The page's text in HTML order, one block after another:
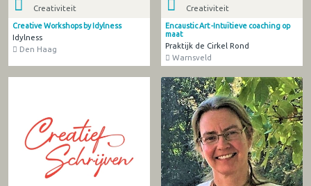
Creativiteit
Creative Workshops by Idylness
Idylness
Den Haag
Creativiteit
Encaustic Art -Intuïtieve coaching op
maat
Praktijk de Cirkel Rond
Warnsveld